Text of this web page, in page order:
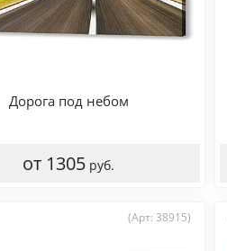
Дорога под небом
от 1305 руб.
(Арт: 38915)